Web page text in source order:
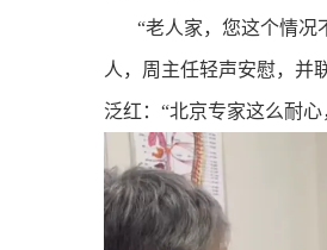
“老人家，您这个情况
人，周主任轻声安慰，并
泛红： “北京专家这么耐心